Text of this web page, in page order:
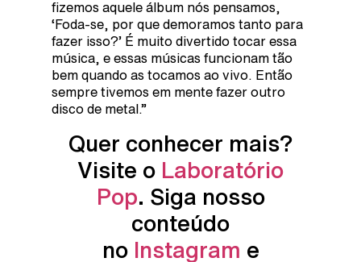
fizemos aquele álbum nós pensamos,
‘Foda-se, por que demoramos tanto para
fazer isso?’ É muito divertido tocar essa
música, e essas músicas funcionam tão
bem quando as tocamos ao vivo. Então
sempre tivemos em mente fazer outro
disco de metal.”
Quer conhecer mais?
Visite o Laboratório
Pop. Siga nosso
conteúdo
no Instagram e